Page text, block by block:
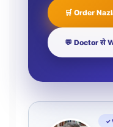
🛒 Order
💬 Doctor से
✓